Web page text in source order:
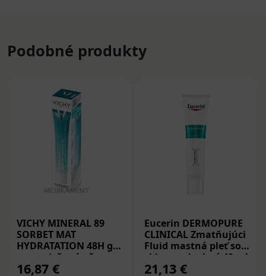
Podobné produkty
VICHY MINERAL 89
SORBET MAT
HYDRATATION 48H gél
pre zmiešanú až
mastnú pleť 40 ml
16,87 €
Eucerin DERMOPURE
CLINICAL Zmatňujúci
Fluid mastná pleť so
sklonom k akné 40 ml
21,13 €